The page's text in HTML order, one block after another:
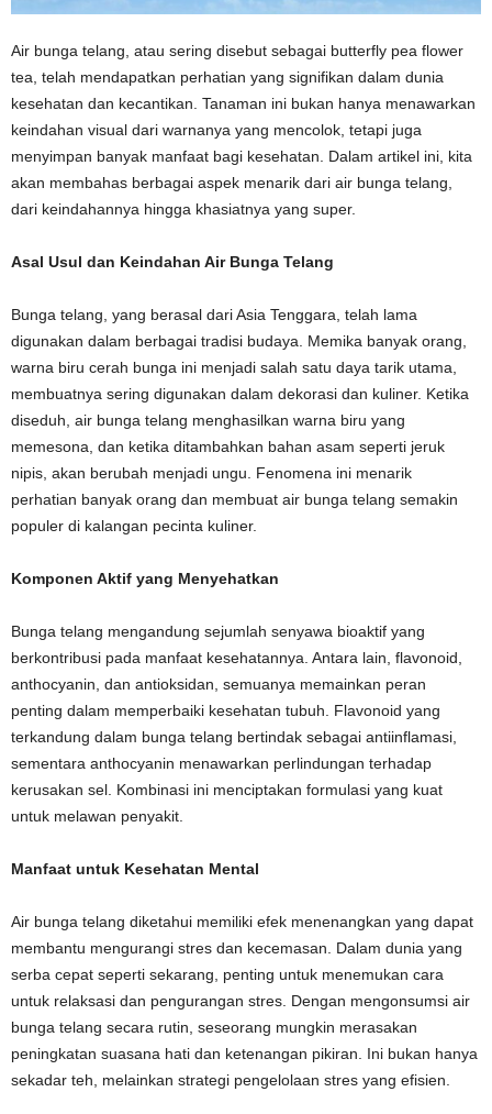
Air bunga telang, atau sering disebut sebagai butterfly pea flower
tea, telah mendapatkan perhatian yang signifikan dalam dunia
kesehatan dan kecantikan. Tanaman ini bukan hanya menawarkan
keindahan visual dari warnanya yang mencolok, tetapi juga
menyimpan banyak manfaat bagi kesehatan. Dalam artikel ini, kita
akan membahas berbagai aspek menarik dari air bunga telang,
dari keindahannya hingga khasiatnya yang super.
Asal Usul dan Keindahan Air Bunga Telang
Bunga telang, yang berasal dari Asia Tenggara, telah lama
digunakan dalam berbagai tradisi budaya. Memika banyak orang,
warna biru cerah bunga ini menjadi salah satu daya tarik utama,
membuatnya sering digunakan dalam dekorasi dan kuliner. Ketika
diseduh, air bunga telang menghasilkan warna biru yang
memesona, dan ketika ditambahkan bahan asam seperti jeruk
nipis, akan berubah menjadi ungu. Fenomena ini menarik
perhatian banyak orang dan membuat air bunga telang semakin
populer di kalangan pecinta kuliner.
Komponen Aktif yang Menyehatkan
Bunga telang mengandung sejumlah senyawa bioaktif yang
berkontribusi pada manfaat kesehatannya. Antara lain, flavonoid,
anthocyanin, dan antioksidan, semuanya memainkan peran
penting dalam memperbaiki kesehatan tubuh. Flavonoid yang
terkandung dalam bunga telang bertindak sebagai antiinflamasi,
sementara anthocyanin menawarkan perlindungan terhadap
kerusakan sel. Kombinasi ini menciptakan formulasi yang kuat
untuk melawan penyakit.
Manfaat untuk Kesehatan Mental
Air bunga telang diketahui memiliki efek menenangkan yang dapat
membantu mengurangi stres dan kecemasan. Dalam dunia yang
serba cepat seperti sekarang, penting untuk menemukan cara
untuk relaksasi dan pengurangan stres. Dengan mengonsumsi air
bunga telang secara rutin, seseorang mungkin merasakan
peningkatan suasana hati dan ketenangan pikiran. Ini bukan hanya
sekadar teh, melainkan strategi pengelolaan stres yang efisien.